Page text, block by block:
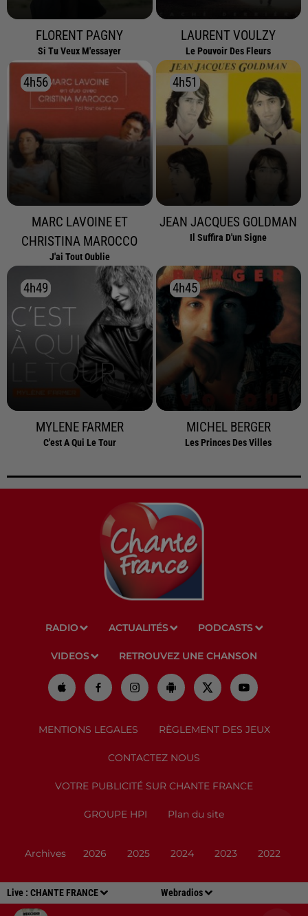
Live : CHANTE FRANCE Webradios
FLORENT PAGNY
Si Tu Veux M'essayer
LAURENT VOULZY
Le Pouvoir Des Fleurs
4h56
4h56
MARC LAVOINE ET
CHRISTINA MAROCCO
J'ai Tout Oublie
4h51
4h51
JEAN JACQUES GOLDMAN
Il Suffira D'un Signe
4h49
4h49
MYLENE FARMER
C'est A Qui Le Tour
4h45
4h45
MICHEL BERGER
Les Princes Des Villes
RADIO ACTUALITÉS PODCASTS
VIDEOS RETROUVEZ UNE CHANSON
MENTIONS LEGALES RÈGLEMENT DES JEUX
CONTACTEZ NOUS
VOTRE PUBLICITÉ SUR CHANTE FRANCE
GROUPE HPI Plan du site
Archives 2026 2025 2024 2023 2022